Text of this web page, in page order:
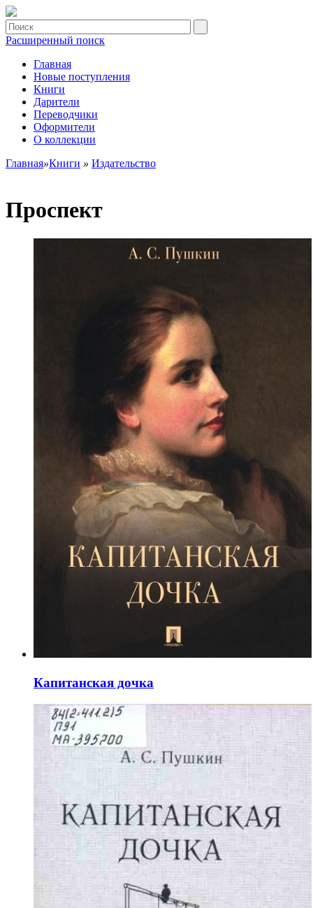
Расширенный поиск
Главная
Новые поступления
Книги
Дарители
Переводчики
Оформители
О коллекции
Главная»Книги » Издательство
Проспект
Капитанская дочка